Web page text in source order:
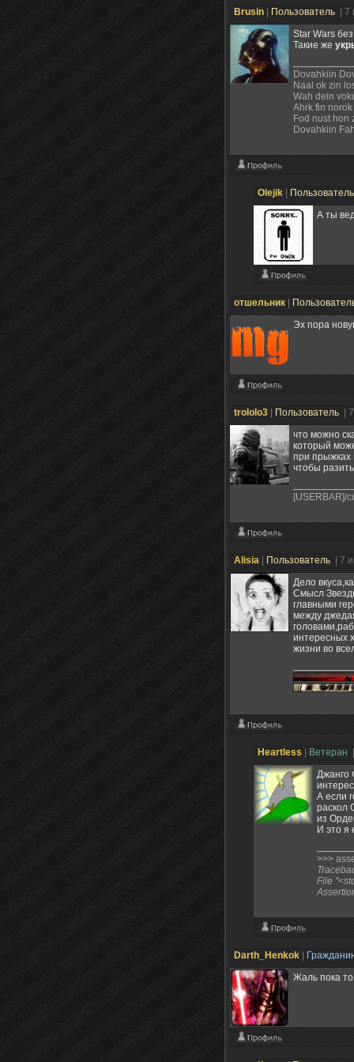
Brusin Пользователь
|
Star Wars
Такие же
Dovahkiin
Naal ok zin
Wah dein
Ahrk fin
Fod nust hon
Dovahkiin
Olejik
А ты
отшельник
Эх пора
trololo3 Пользователь
|
что можно
который
при прыжках
чтобы
[USERBAR]/
Alisia Пользователь
| 7
Дело
Смысл
главными
между
интересных
жизни во
Heartless Ветеран
Джанго
А если
раскол
из
И это я
>>>
File
Darth_Henkok
Жаль пока